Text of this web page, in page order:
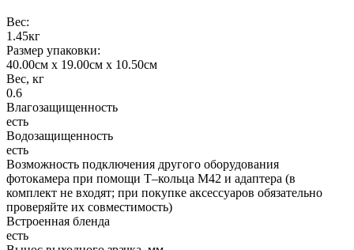
Вес:
1.45кг
Размер упаковки:
40.00см x 19.00см x 10.50см
Вес, кг
0.6
Влагозащищенность
есть
Водозащищенность
есть
Возможность подключения другого оборудования
фотокамера при помощи Т–кольца M42 и адаптера (в
комплект не входят; при покупке аксессуаров обязательно
проверяйте их совместимость)
Встроенная бленда
есть